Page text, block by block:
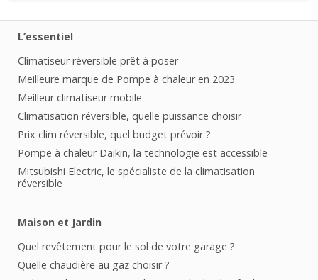
L’essentiel
Climatiseur réversible prêt à poser
Meilleure marque de Pompe à chaleur en 2023
Meilleur climatiseur mobile
Climatisation réversible, quelle puissance choisir
Prix clim réversible, quel budget prévoir ?
Pompe à chaleur Daikin, la technologie est accessible
Mitsubishi Electric, le spécialiste de la climatisation
réversible
Maison et Jardin
Quel revêtement pour le sol de votre garage ?
Quelle chaudière au gaz choisir ?